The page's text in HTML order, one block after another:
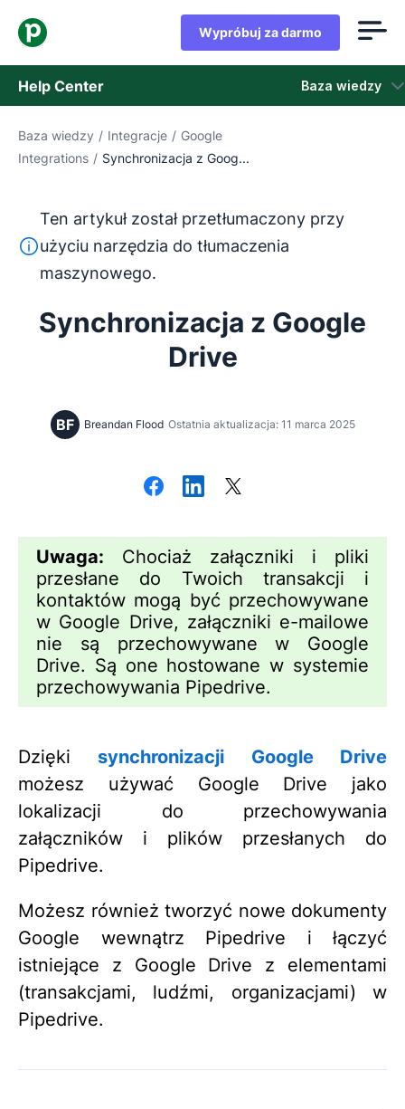
Wypróbuj za darmo
Help Center Baza wiedzy
Baza wiedzy
Skontaktuj się z obsługą klienta
Baza wiedzy / Integracje / Google
Integrations / Synchronizacja z Goog...
Ten tekst został przetłumaczony z języka
Ten artykuł został przetłumaczony przy
użyciu narzędzia do tłumaczenia
maszynowego.
Synchronizacja z Google
Drive
BF Breandan Flood Ostatnia aktualizacja: 11 marca 2025
Uwaga: Chociaż załączniki i pliki
przesłane do Twoich transakcji i
kontaktów mogą być przechowywane
w Google Drive, załączniki e-mailowe
nie są przechowywane w Google
Drive. Są one hostowane w systemie
przechowywania Pipedrive.
Dziękisynchronizacji Google Drive
możesz używać Google Drive jako
lokalizacji do przechowywania
załączników i plików przesłanych do
Pipedrive.
Możesz również tworzyć nowe dokumenty
Google wewnątrz Pipedrive i łączyć
istniejące z Google Drive z elementami
(transakcjami, ludźmi, organizacjami) w
Pipedrive.